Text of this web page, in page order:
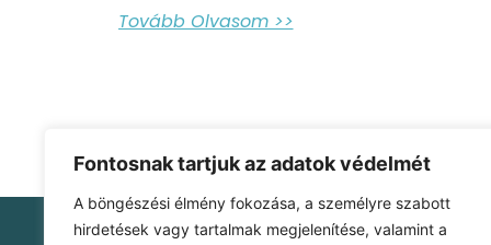
Fontosnak tartjuk az adatok védelmét
A böngészési élmény fokozása, a személyre szabott
hirdetések vagy tartalmak megjelenítése, valamint a
Tovább Olvasom >>